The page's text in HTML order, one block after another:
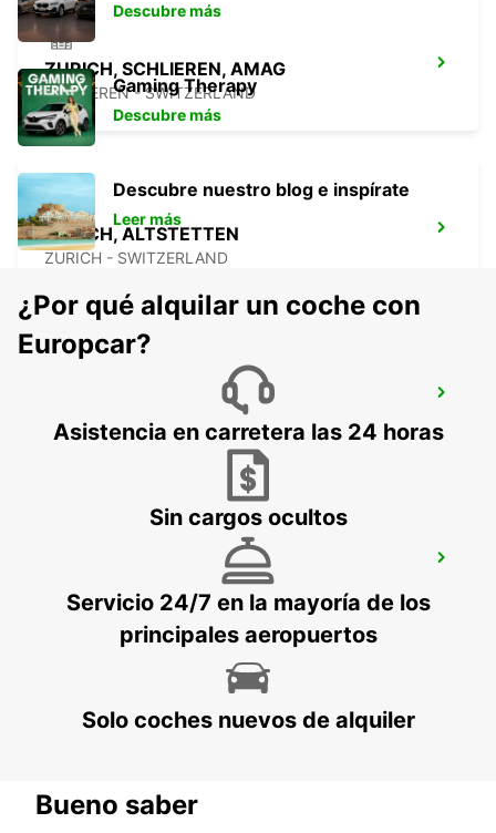
ZURICH, SCHLIEREN, AMAG
SCHLIEREN - SWITZERLAND
ZURICH, ALTSTETTEN
ZURICH - SWITZERLAND
ZURICH BRUNAUPARK
ZURICH - SWITZERLAND
ZURICH - SWITZERLAND
Descubre más
Gaming Therapy
Descubre más
Descubre nuestro blog e inspírate
Leer más
¿Por qué alquilar un coche con
Europcar?
Asistencia en carretera las 24 horas
Sin cargos ocultos
Servicio 24/7 en la mayoría de los
principales aeropuertos
Solo coches nuevos de alquiler
Bueno saber